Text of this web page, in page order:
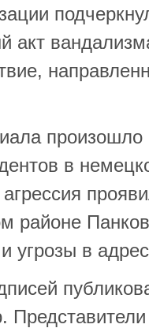
акт
произошло
в
районе
угрозы в